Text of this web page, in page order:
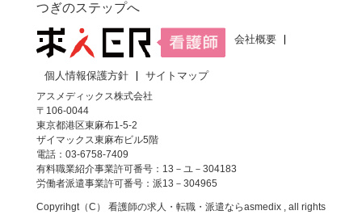
つぎのステップへ
会社概要
個人情報保護方針
サイトマップ
アスメディックス株式会社
〒106-0044
東京都港区東麻布1-5-2
ザイマックス東麻布ビル5階
電話：03-6758-7409
有料職業紹介事業許可番号：13－ユ－304183
労働者派遣事業許可番号：派13－304965
Copyrihgt（C） 看護師の求人・転職・派遣ならasmedix , all rights